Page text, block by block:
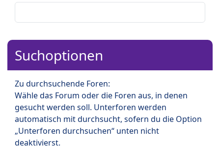
Suchoptionen
Zu durchsuchende Foren:
Wähle das Forum oder die Foren aus, in denen
gesucht werden soll. Unterforen werden
automatisch mit durchsucht, sofern du die Option
„Unterforen durchsuchen“ unten nicht
deaktivierst.